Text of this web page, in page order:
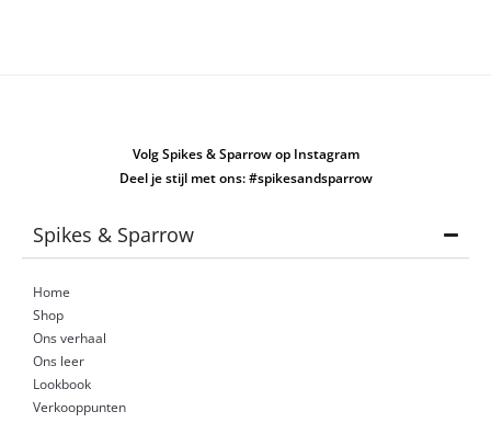
Volg Spikes & Sparrow op Instagram
Deel je stijl met ons: #spikesandsparrow
Spikes & Sparrow
Home
Shop
Ons verhaal
Ons leer
Lookbook
Verkooppunten